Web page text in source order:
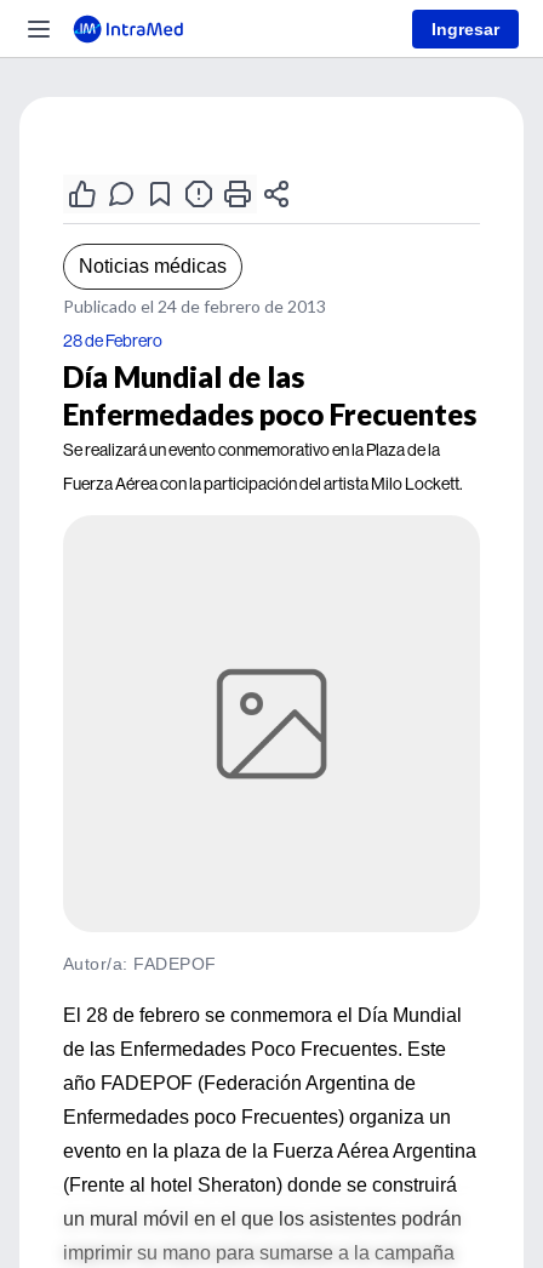
Ingresar
Noticias médicas
Publicado el 24 de febrero de 2013
28 de Febrero
Día Mundial de las
Enfermedades poco Frecuentes
Se realizará un evento conmemorativo en la Plaza de la
Fuerza Aérea con la participación del artista Milo Lockett.
Autor/a: FADEPOF
El 28 de febrero se conmemora el Día Mundial
de las Enfermedades Poco Frecuentes. Este
año FADEPOF (Federación Argentina de
Enfermedades poco Frecuentes) organiza un
evento en la plaza de la Fuerza Aérea Argentina
(Frente al hotel Sheraton) donde se construirá
un mural móvil en el que los asistentes podrán
imprimir su mano para sumarse a la campaña